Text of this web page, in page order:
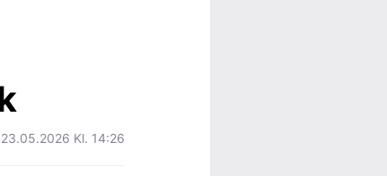
23.05.2026 Kl. 14:26